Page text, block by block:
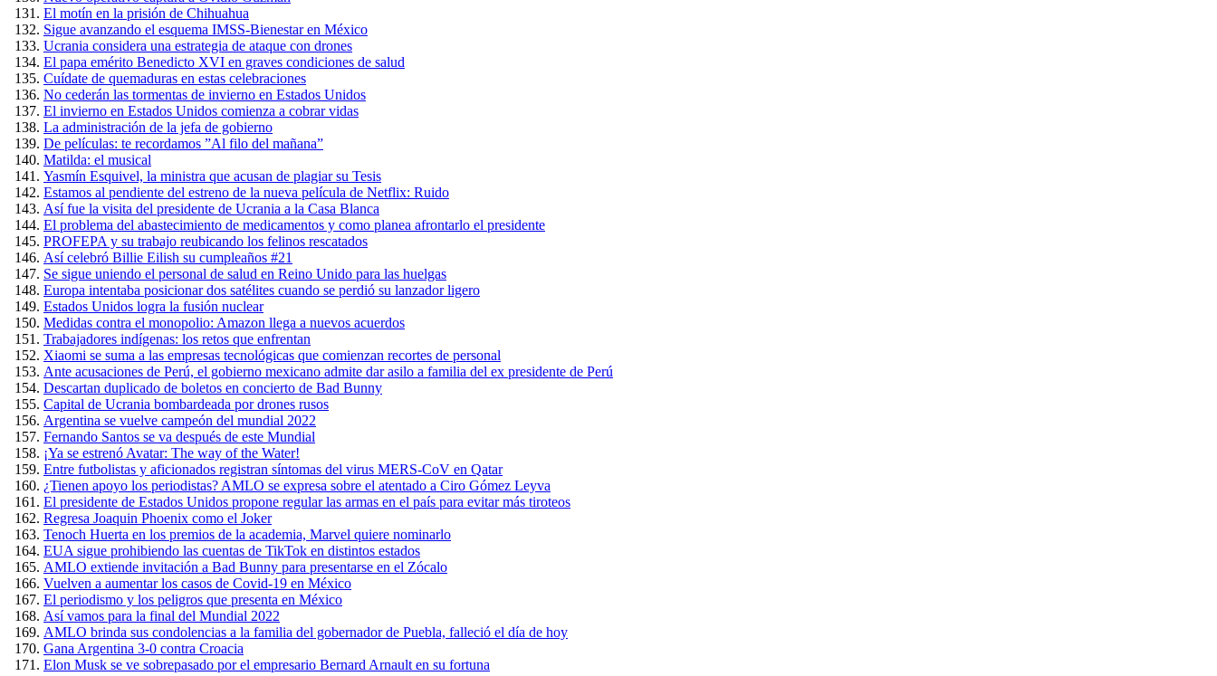
El motín en la prisión de Chihuahua
Sigue avanzando el esquema IMSS-Bienestar en México
Ucrania considera una estrategia de ataque con drones
El papa emérito Benedicto XVI en graves condiciones de salud
Cuídate de quemaduras en estas celebraciones
No cederán las tormentas de invierno en Estados Unidos
El invierno en Estados Unidos comienza a cobrar vidas
La administración de la jefa de gobierno
De películas: te recordamos ”Al filo del mañana”
Matilda: el musical
Yasmín Esquivel, la ministra que acusan de plagiar su Tesis
Estamos al pendiente del estreno de la nueva película de Netflix: Ruido
Así fue la visita del presidente de Ucrania a la Casa Blanca
El problema del abastecimiento de medicamentos y como planea afrontarlo el presidente
PROFEPA y su trabajo reubicando los felinos rescatados
Así celebró Billie Eilish su cumpleaños #21
Se sigue uniendo el personal de salud en Reino Unido para las huelgas
Europa intentaba posicionar dos satélites cuando se perdió su lanzador ligero
Estados Unidos logra la fusión nuclear
Medidas contra el monopolio: Amazon llega a nuevos acuerdos
Trabajadores indígenas: los retos que enfrentan
Xiaomi se suma a las empresas tecnológicas que comienzan recortes de personal
Ante acusaciones de Perú, el gobierno mexicano admite dar asilo a familia del ex presidente de Perú
Descartan duplicado de boletos en concierto de Bad Bunny
Capital de Ucrania bombardeada por drones rusos
Argentina se vuelve campeón del mundial 2022
Fernando Santos se va después de este Mundial
¡Ya se estrenó Avatar: The way of the Water!
Entre futbolistas y aficionados registran síntomas del virus MERS-CoV en Qatar
¿Tienen apoyo los periodistas? AMLO se expresa sobre el atentado a Ciro Gómez Leyva
El presidente de Estados Unidos propone regular las armas en el país para evitar más tiroteos
Regresa Joaquin Phoenix como el Joker
Tenoch Huerta en los premios de la academia, Marvel quiere nominarlo
EUA sigue prohibiendo las cuentas de TikTok en distintos estados
AMLO extiende invitación a Bad Bunny para presentarse en el Zócalo
Vuelven a aumentar los casos de Covid-19 en México
El periodismo y los peligros que presenta en México
Así vamos para la final del Mundial 2022
AMLO brinda sus condolencias a la familia del gobernador de Puebla, falleció el día de hoy
Gana Argentina 3-0 contra Croacia
Elon Musk se ve sobrepasado por el empresario Bernard Arnault en su fortuna